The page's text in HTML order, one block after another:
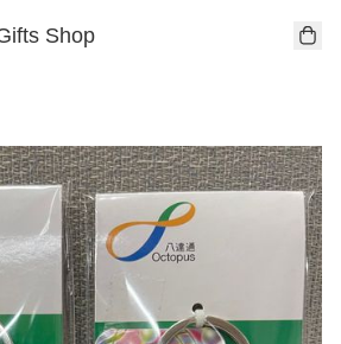
Shop